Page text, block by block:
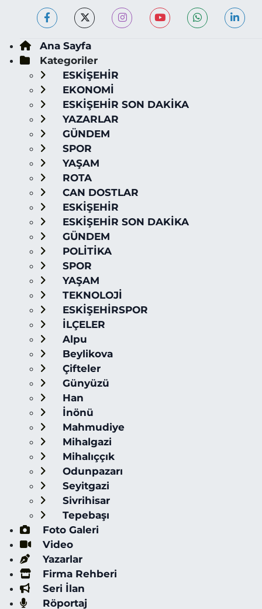
Ana Sayfa
Kategoriler
ESKİŞEHİR
EKONOMİ
ESKİŞEHİR SON DAKİKA
YAZARLAR
GÜNDEM
SPOR
YAŞAM
ROTA
CAN DOSTLAR
ESKİŞEHİR
ESKİŞEHİR SON DAKİKA
GÜNDEM
POLİTİKA
SPOR
YAŞAM
TEKNOLOJİ
ESKİŞEHİRSPOR
İLÇELER
Alpu
Beylikova
Çifteler
Günyüzü
Han
İnönü
Mahmudiye
Mihalgazi
Mihalıççık
Odunpazarı
Seyitgazi
Sivrihisar
Tepebaşı
Foto Galeri
Video
Yazarlar
Firma Rehberi
Seri İlan
Röportaj